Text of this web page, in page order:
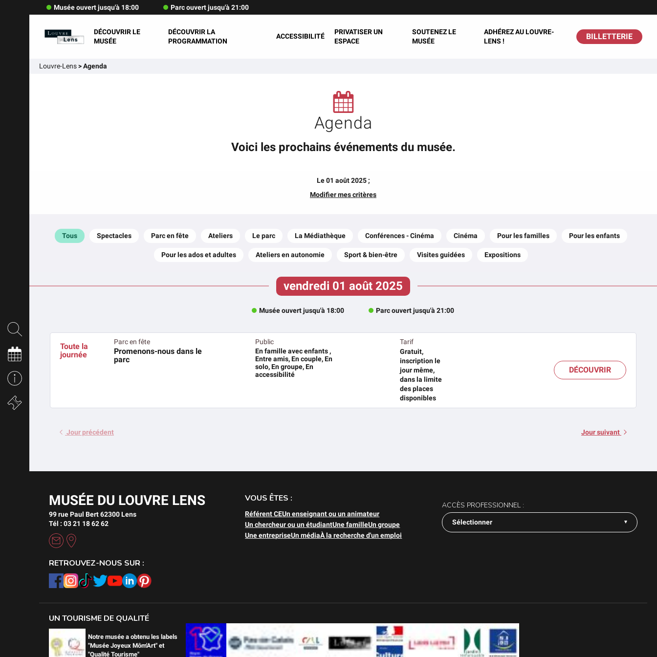
Musée ouvert jusqu'à 18:00 Parc ouvert jusqu'à 21:00
DÉCOUVRIR LE
MUSÉE
DÉCOUVRIR LA
PROGRAMMATION
ACCESSIBILITÉ
PRIVATISER UN
ESPACE
SOUTENEZ LE
MUSÉE
ADHÉREZ AU LOUVRE-
LENS !
BILLETTERIE
Louvre-Lens>Agenda
Agenda
Voici les prochains événements du musée.
Le 01 août 2025 ;
Modifier mes critères
Tous Spectacles Parc en fête Ateliers Le parc La Médiathèque Conférences - Cinéma Cinéma Pour les familles Pour les enfants
Pour les ados et adultes Ateliers en autonomie Sport & bien-être Visites guidées Expositions
vendredi 01 août 2025
Musée ouvert jusqu'à 18:00 Parc ouvert jusqu'à 21:00
Toute la
journée
Parc en fête
Promenons-nous dans le
parc
Public
En famille avec enfants ,
Entre amis, En couple, En
solo, En groupe, En
accessibilité
Tarif
Gratuit,
inscription le
jour même,
dans la limite
des places
disponibles
DÉCOUVRIR
Jour précédent Jour suivant
MUSÉE DU LOUVRE LENS
99 rue Paul Bert 62300 Lens
Tél : 03 21 18 62 62
RETROUVEZ-NOUS SUR :
VOUS ÊTES :
Référent CEUn enseignant ou un animateur
Un chercheur ou un étudiantUne familleUn groupe
Une entrepriseUn médiaÀ la recherche d'un emploi
ACCÈS PROFESSIONNEL :
Sélectionner
UN TOURISME DE QUALITÉ
Notre musée a obtenu les labels
"Musée Joyeux Môm'Art" et
"Qualité Tourisme"